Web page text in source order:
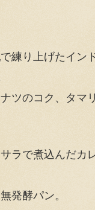
練り上げたイン
ツのコク、タマ
ラで煮込んだカ
発酵パン。